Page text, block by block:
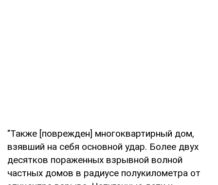
"Также [поврежден] многоквартирный дом,
взявший на себя основной удар. Более двух
десятков пораженных взрывной волной
частных домов в радиусе полукилометра от